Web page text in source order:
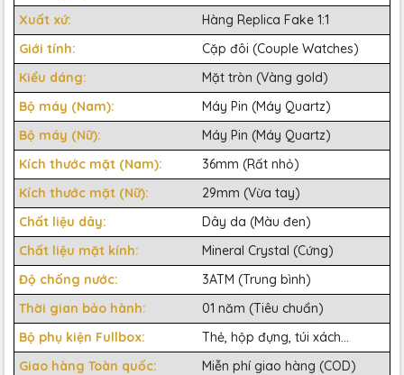
Xuất xứ:
Hàng Replica Fake 1:1
Giới tính:
Cặp đôi (Couple Watches)
Kiểu dáng:
Mặt tròn (Vàng gold)
Bộ máy (Nam):
Máy Pin (Máy Quartz)
Bộ máy (Nữ):
Máy Pin (Máy Quartz)
Kích thước mặt (Nam):
36mm (Rất nhỏ)
Kích thước mặt (Nữ):
29mm (Vừa tay)
Chất liệu dây:
Dây da (Màu đen)
Chất liệu mặt kính:
Mineral Crystal (Cứng)
Độ chống nước:
3ATM (Trung bình)
Thời gian bảo hành:
01 năm (Tiêu chuẩn)
Bộ phụ kiện Fullbox:
Thẻ, hộp đựng, túi xách...
Giao hàng Toàn quốc:
Miễn phí giao hàng (COD)